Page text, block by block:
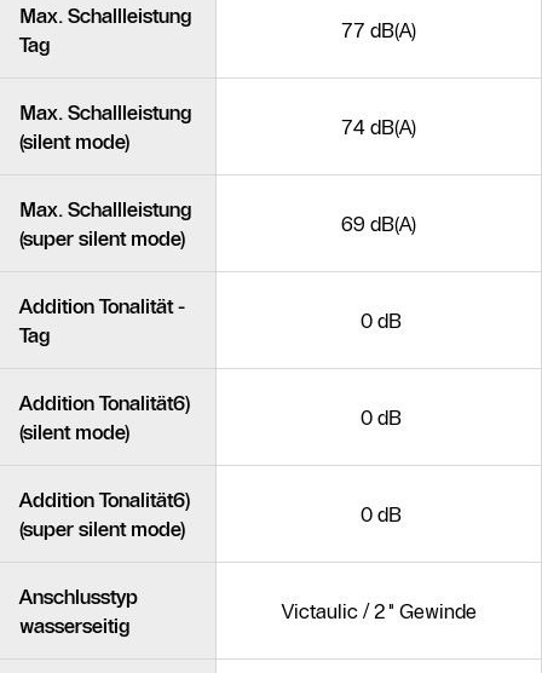
Max. Schallleistung
Tag
77 dB(A)
Max. Schallleistung
(silent mode)
74 dB(A)
Max. Schallleistung
(super silent mode)
69 dB(A)
Addition Tonalität -
Tag
0 dB
Addition Tonalität6)
(silent mode)
0 dB
Addition Tonalität6)
(super silent mode)
0 dB
Anschlusstyp
wasserseitig
Victaulic / 2" Gewinde